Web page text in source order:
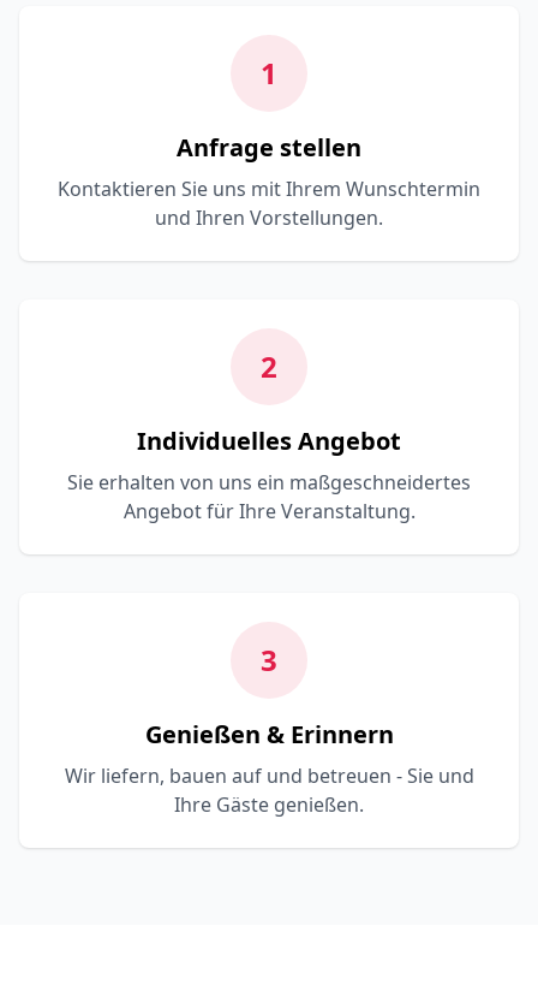
1
Anfrage stellen
Kontaktieren Sie uns mit Ihrem Wunschtermin
und Ihren Vorstellungen.
2
Individuelles Angebot
Sie erhalten von uns ein maßgeschneidertes
Angebot für Ihre Veranstaltung.
3
Genießen & Erinnern
Wir liefern, bauen auf und betreuen - Sie und
Ihre Gäste genießen.